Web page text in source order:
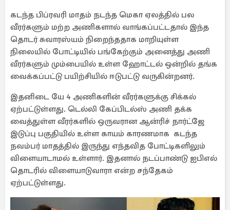
கடந்த பிப்ரவரி மாதம் நடந்த மெகா ஏலத்தில் பல
வீரர்களும் மற்ற அணிகளால் வாங்கப்பட்டதால் இந்த
தொடர் சுவாரஸ்யம் நிறைந்ததாக மாறியுள்ள
நிலையில் போட்டியில் பங்கேற்கும் அனைத்து அணி
வீரர்களும் மும்பையில் உள்ள ஹோட்டல் ஒன்றில் தங்க
வைக்கப்பட்டு பயிற்சியில் ஈடுபட்டு வருகின்றனர்.
இதனிடை யே 4 அணிகளின் வீரர்களுக்கு சிக்கல்
ஏற்பட்டுள்ளது. டெல்லி கேப்பிடல்ஸ் அணி தக்க
வைத்துள்ள வீரர்களில் ஒருவரான ஆன்ரிச் நார்ட்ஜே
இடுப்பு பகுதியில் உள்ள காயம் காரணமாக கடந்த
நவம்பர் மாதத்தில் இருந்து எந்தவித போட்டிகளிலும்
விளையாடாமல் உள்ளார். இதனால் நடப்பாண்டு ஐபிஎல்
தொடரில் விளையாடுவாரா என்ற சந்தேகம்
ஏற்பட்டுள்ளது.